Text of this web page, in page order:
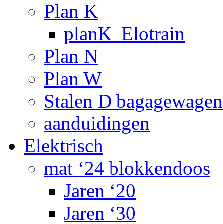
Plan K
planK_Elotrain
Plan N
Plan W
Stalen D
aanduidingen
Elektrisch
mat ‘24 blokkendoos
Jaren ‘20
Jaren ‘30